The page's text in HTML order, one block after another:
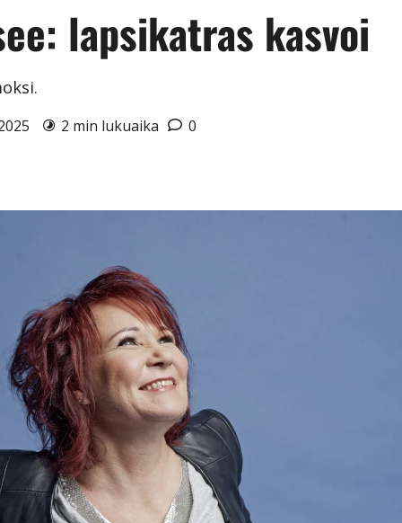
lapsikatras kasvoi
2 min lukuaika 0